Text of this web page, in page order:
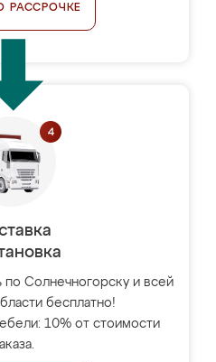
РАССРОЧКЕ
Солнечногорску и всей
бесплатно!
10% от стоимости